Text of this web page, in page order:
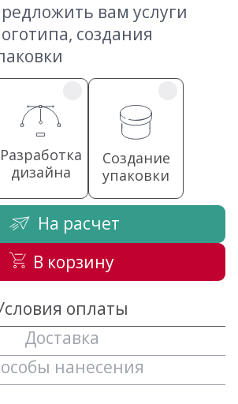
вам услуги
создания
Разработка
дизайна
Создание
упаковки
На расчет
В корзину
оплаты
Доставка
нанесения